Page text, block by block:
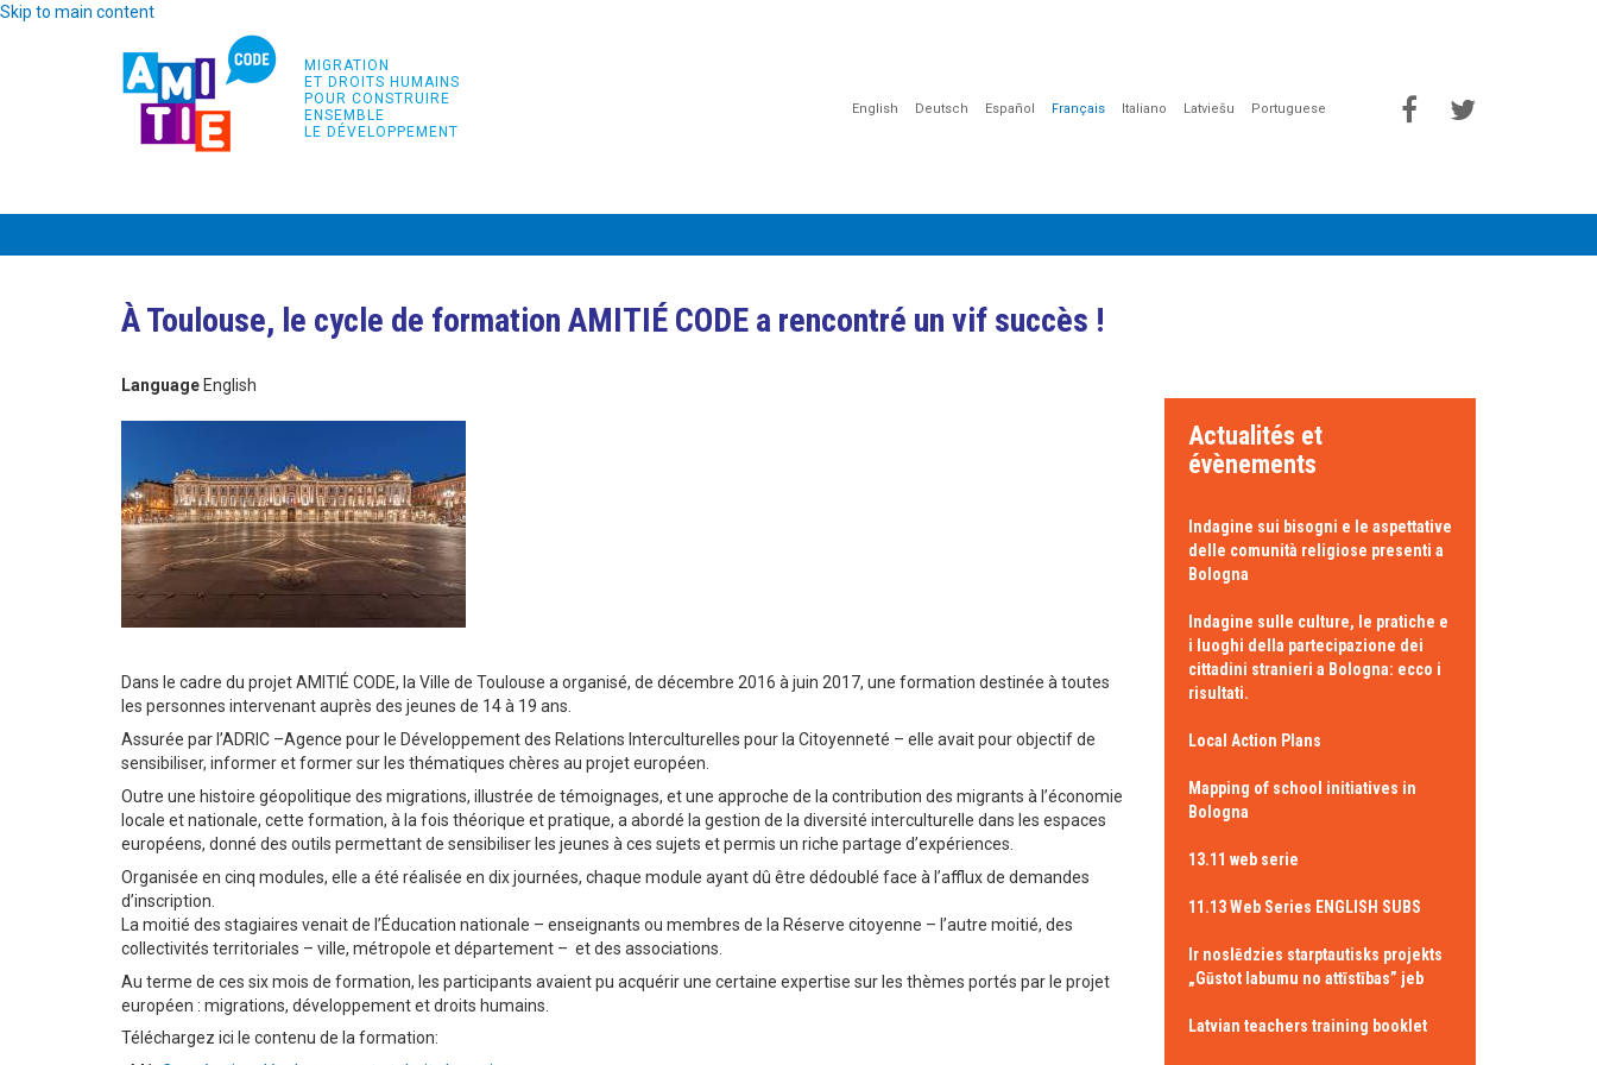
Skip to main content
MIGRATION
ET DROITS HUMAINS
POUR CONSTRUIRE
ENSEMBLE
LE DÉVELOPPEMENT
English Deutsch Español Français Italiano Latviešu Portuguese
À Toulouse, le cycle de formation AMITIÉ CODE a rencontré un vif succès !
Language English
Dans le cadre du projet AMITIÉ CODE, la Ville de Toulouse a organisé, de décembre 2016 à juin 2017, une formation destinée à toutes
les personnes intervenant auprès des jeunes de 14 à 19 ans.
Assurée par l’ADRIC –Agence pour le Développement des Relations Interculturelles pour la Citoyenneté – elle avait pour objectif de
sensibiliser, informer et former sur les thématiques chères au projet européen.
Outre une histoire géopolitique des migrations, illustrée de témoignages, et une approche de la contribution des migrants à l’économie
locale et nationale, cette formation, à la fois théorique et pratique, a abordé la gestion de la diversité interculturelle dans les espaces
européens, donné des outils permettant de sensibiliser les jeunes à ces sujets et permis un riche partage d’expériences.
Organisée en cinq modules, elle a été réalisée en dix journées, chaque module ayant dû être dédoublé face à l’afflux de demandes
d’inscription.
La moitié des stagiaires venait de l’Éducation nationale – enseignants ou membres de la Réserve citoyenne – l’autre moitié, des
collectivités territoriales – ville, métropole et département – et des associations.
Au terme de ces six mois de formation, les participants avaient pu acquérir une certaine expertise sur les thèmes portés par le projet
européen : migrations, développement et droits humains.
Téléchargez ici le contenu de la formation:
Actualités et
évènements
Indagine sui bisogni e le aspettative
delle comunità religiose presenti a
Bologna
Indagine sulle culture, le pratiche e
i luoghi della partecipazione dei
cittadini stranieri a Bologna: ecco i
risultati.
Local Action Plans
Mapping of school initiatives in
Bologna
13.11 web serie
11.13 Web Series ENGLISH SUBS
Ir noslēdzies starptautisks projekts
„Gūstot labumu no attīstības” jeb
Latvian teachers training booklet